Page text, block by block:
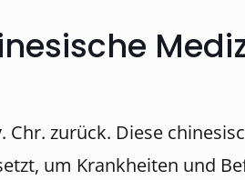
zurück. Diese
um Krankheiten und